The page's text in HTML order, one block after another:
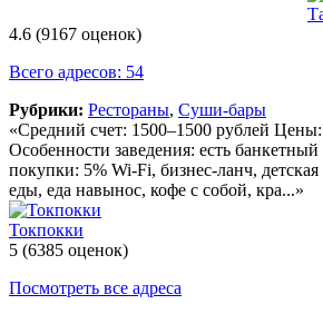
4.6 (9167 оценок)
Всего адресов: 54
Рубрики: Рестораны, Суши-бары
«Средний счет: 1500–1500 рублей
Особенности заведения: есть
покупки: 5% Wi-Fi, бизнес-ланч, детская
еды, еда навынос, кофе с собой, кра...»
Токпокки
5 (6385 оценок)
Посмотреть все адреса